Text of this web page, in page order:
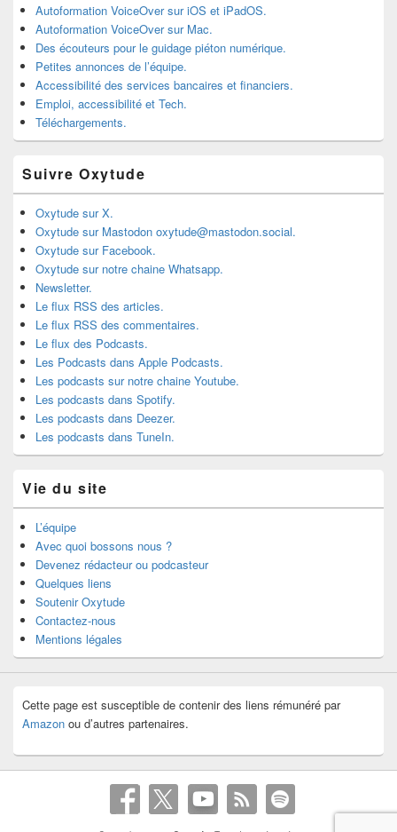
Autoformation VoiceOver sur iOS et iPadOS.
Autoformation VoiceOver sur Mac.
Des écouteurs pour le guidage piéton numérique.
Petites annonces de l’équipe.
Accessibilité des services bancaires et financiers.
Emploi, accessibilité et Tech.
Téléchargements.
Suivre Oxytude
Oxytude sur X.
Oxytude sur Mastodon oxytude@mastodon.social.
Oxytude sur Facebook.
Oxytude sur notre chaine Whatsapp.
Newsletter.
Le flux RSS des articles.
Le flux RSS des commentaires.
Le flux des Podcasts.
Les Podcasts dans Apple Podcasts.
Les podcasts sur notre chaine Youtube.
Les podcasts dans Spotify.
Les podcasts dans Deezer.
Les podcasts dans TuneIn.
Vie du site
L’équipe
Avec quoi bossons nous ?
Devenez rédacteur ou podcasteur
Quelques liens
Soutenir Oxytude
Contactez-nous
Mentions légales
Cette page est susceptible de contenir des liens rémunéré par
Amazon ou d’autres partenaires.